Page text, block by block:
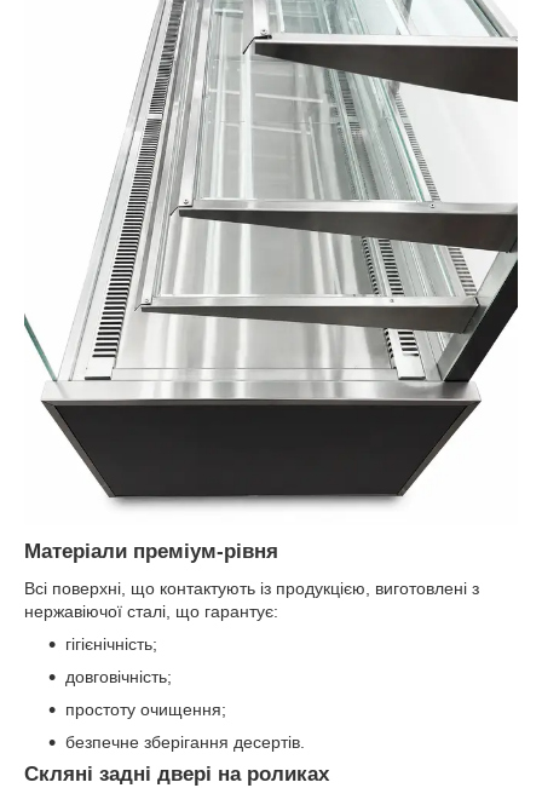
Матеріали преміум-рівня
Всі поверхні, що контактують із продукцією, виготовлені з
нержавіючої сталі, що гарантує:
гігієнічність;
довговічність;
простоту очищення;
безпечне зберігання десертів.
Скляні задні двері на роликах